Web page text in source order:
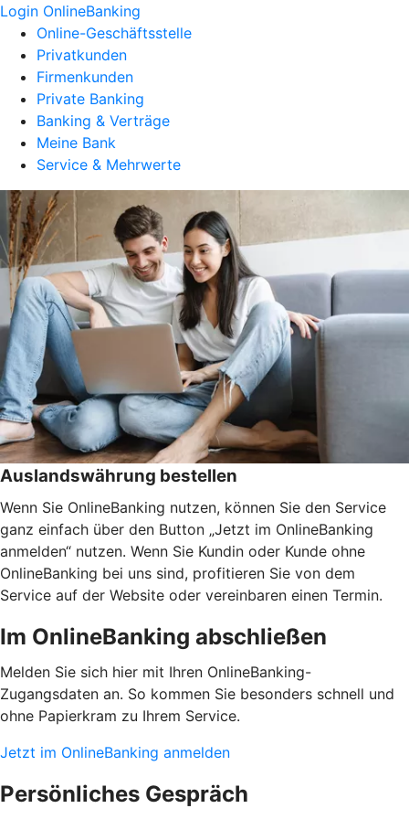
Login OnlineBanking
Online-Geschäftsstelle
Privatkunden
Firmenkunden
Private Banking
Banking & Verträge
Meine Bank
Service & Mehrwerte
Auslandswährung bestellen
Wenn Sie OnlineBanking nutzen, können Sie den Service
ganz einfach über den Button „Jetzt im OnlineBanking
anmelden“ nutzen. Wenn Sie Kundin oder Kunde ohne
OnlineBanking bei uns sind, profitieren Sie von dem
Service auf der Website oder vereinbaren einen Termin.
Im OnlineBanking abschließen
Melden Sie sich hier mit Ihren OnlineBanking-
Zugangsdaten an. So kommen Sie besonders schnell und
ohne Papierkram zu Ihrem Service.
Jetzt im OnlineBanking anmelden
Persönliches Gespräch